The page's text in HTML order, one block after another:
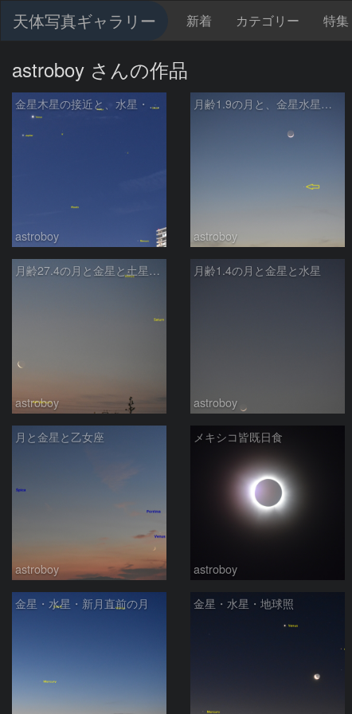
天体写真ギャラリー 新着 カテゴリー 特集
astroboy さんの作品
金星木星の接近と、水星・ふたご座
astroboy
月齢1.9の月と、金星水星土星
astroboy
月齢27.4の月と金星と土星と水星
astroboy
月齢1.4の月と金星と水星
astroboy
月と金星と乙女座
astroboy
メキシコ皆既日食
astroboy
金星・水星・新月直前の月 金星・水星・地球照